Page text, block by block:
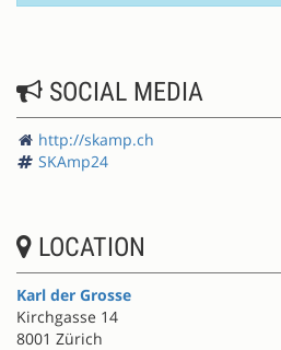
SOCIAL MEDIA
http://skamp.ch
SKAmp24
LOCATION
Karl der Grosse
Kirchgasse 14
8001 Zürich